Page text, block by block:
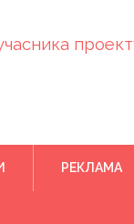
РЕКЛАМА